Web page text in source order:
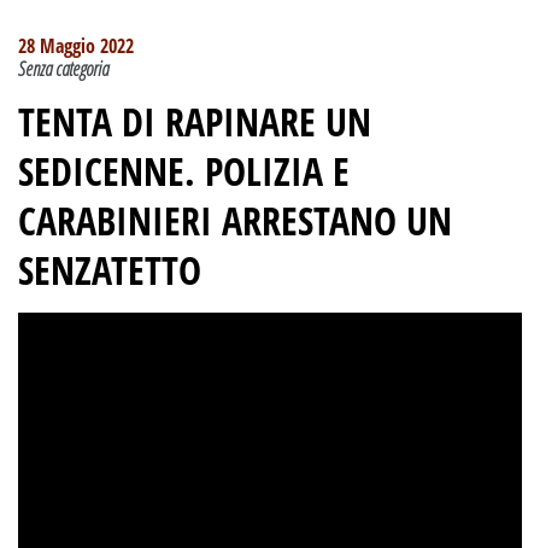
28 Maggio 2022
Senza categoria
TENTA DI RAPINARE UN
SEDICENNE. POLIZIA E
CARABINIERI ARRESTANO UN
SENZATETTO